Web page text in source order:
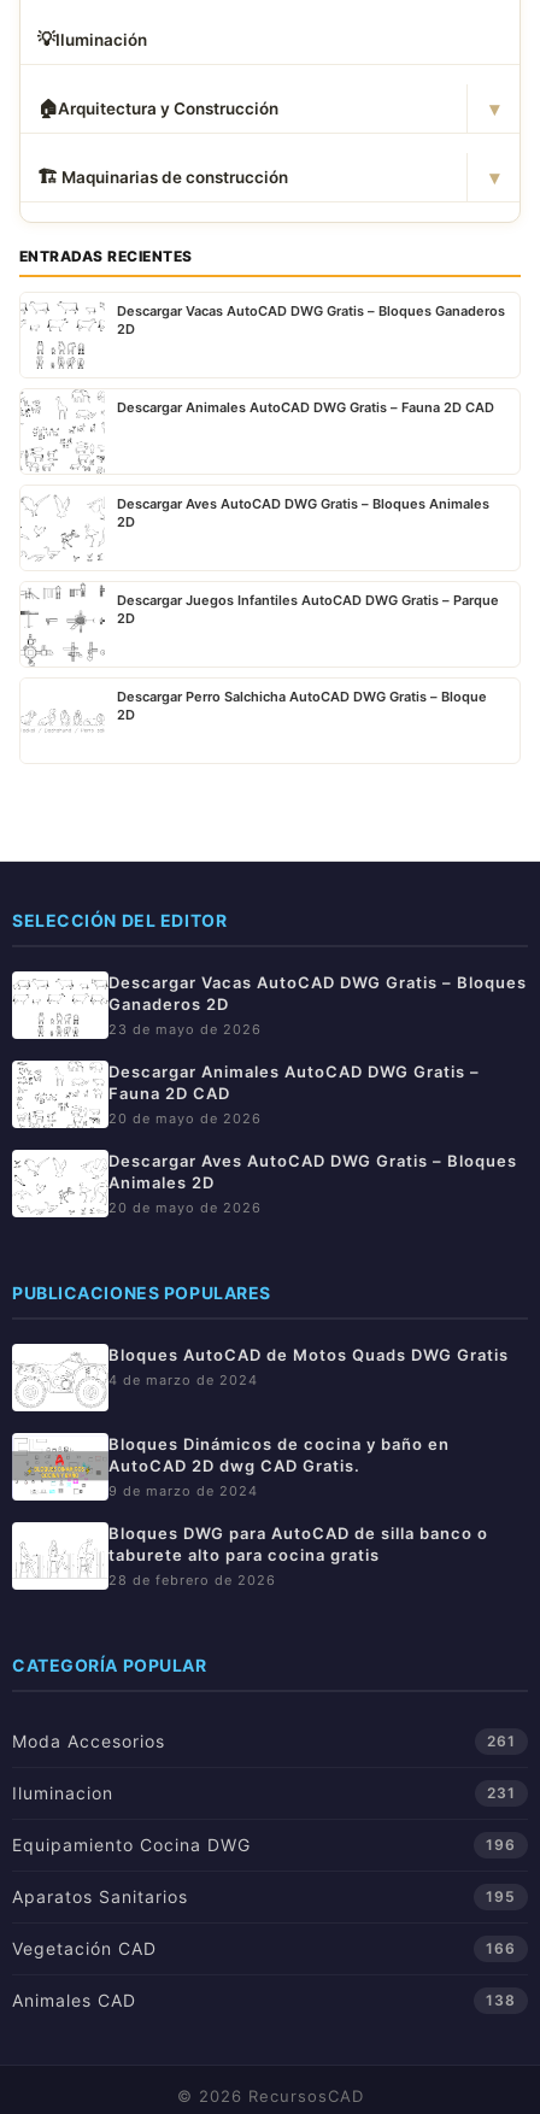
💡Iluminación
🏠Arquitectura y Construcción ▾
🏗 ️ Maquinarias de construcción ▾
ENTRADAS RECIENTES
Descargar Vacas AutoCAD DWG Gratis – Bloques Ganaderos
2D
Descargar Animales AutoCAD DWG Gratis – Fauna 2D CAD
Descargar Aves AutoCAD DWG Gratis – Bloques Animales
2D
Descargar Juegos Infantiles AutoCAD DWG Gratis – Parque
2D
Descargar Perro Salchicha AutoCAD DWG Gratis – Bloque
2D
SELECCIÓN DEL EDITOR
Descargar Vacas AutoCAD DWG Gratis – Bloques
Ganaderos 2D
23 de mayo de 2026
Descargar Animales AutoCAD DWG Gratis –
Fauna 2D CAD
20 de mayo de 2026
Descargar Aves AutoCAD DWG Gratis – Bloques
Animales 2D
20 de mayo de 2026
PUBLICACIONES POPULARES
Bloques AutoCAD de Motos Quads DWG Gratis
4 de marzo de 2024
Bloques Dinámicos de cocina y baño en
AutoCAD 2D dwg CAD Gratis.
9 de marzo de 2024
Bloques DWG para AutoCAD de silla banco o
taburete alto para cocina gratis
28 de febrero de 2026
CATEGORÍA POPULAR
Moda Accesorios 261
Iluminacion 231
Equipamiento Cocina DWG 196
Aparatos Sanitarios 195
Vegetación CAD 166
Animales CAD 138
© 2026 RecursosCAD